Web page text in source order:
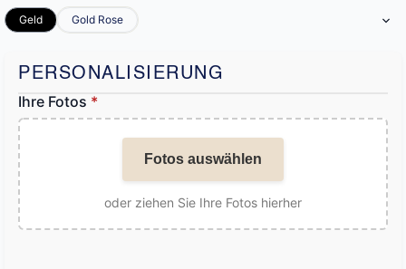
Geld Gold Rose
PERSONALISIERUNG
Ihre Fotos *
Fotos auswählen
oder ziehen Sie Ihre Fotos hierher